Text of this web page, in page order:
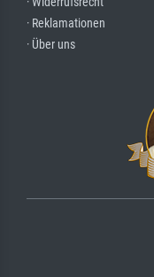
· Reklamationen
· Über uns